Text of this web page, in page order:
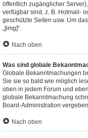
öffentlich zugänglicher
verfügbar sind, z. B. Hotmail-
geschützte Seiten usw. Um
„[img]“.
Nach oben
Was sind globale
Globale Bekanntmachungen
Sie sie so bald wie möglich
oben in jedem Forum und
globale Bekanntmachung
Board-Administration
Nach oben